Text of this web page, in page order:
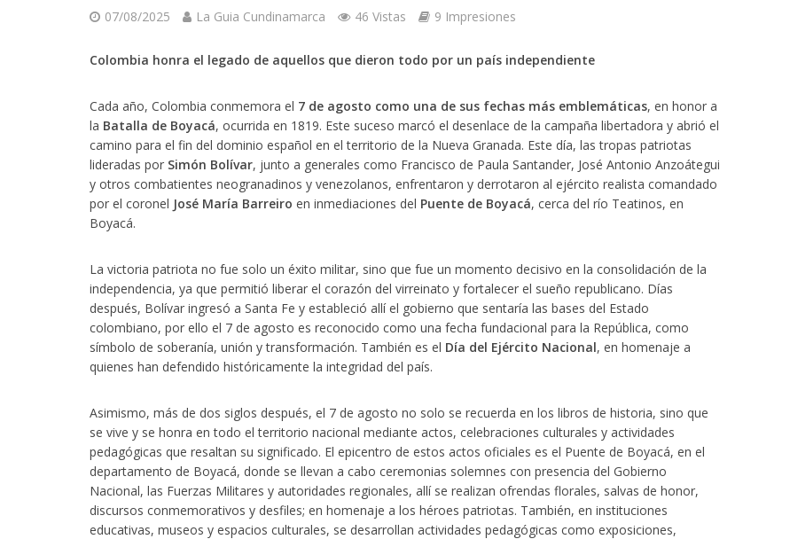
07/08/2025 La Guia Cundinamarca 46 Vistas 9 Impresiones
Colombia honra el legado de aquellos que dieron todo por un país independiente
Cada año, Colombia conmemora el 7 de agosto como una de sus fechas más emblemáticas, en honor a
la Batalla de Boyacá, ocurrida en 1819. Este suceso marcó el desenlace de la campaña libertadora y abrió el
camino para el fin del dominio español en el territorio de la Nueva Granada. Este día, las tropas patriotas
lideradas por Simón Bolívar, junto a generales como Francisco de Paula Santander, José Antonio Anzoátegui
y otros combatientes neogranadinos y venezolanos, enfrentaron y derrotaron al ejército realista comandado
por el coronel José María Barreiro en inmediaciones del Puente de Boyacá, cerca del río Teatinos, en
Boyacá.
La victoria patriota no fue solo un éxito militar, sino que fue un momento decisivo en la consolidación de la
independencia, ya que permitió liberar el corazón del virreinato y fortalecer el sueño republicano. Días
después, Bolívar ingresó a Santa Fe y estableció allí el gobierno que sentaría las bases del Estado
colombiano, por ello el 7 de agosto es reconocido como una fecha fundacional para la República, como
símbolo de soberanía, unión y transformación. También es el Día del Ejército Nacional, en homenaje a
quienes han defendido históricamente la integridad del país.
Asimismo, más de dos siglos después, el 7 de agosto no solo se recuerda en los libros de historia, sino que
se vive y se honra en todo el territorio nacional mediante actos, celebraciones culturales y actividades
pedagógicas que resaltan su significado. El epicentro de estos actos oficiales es el Puente de Boyacá, en el
departamento de Boyacá, donde se llevan a cabo ceremonias solemnes con presencia del Gobierno
Nacional, las Fuerzas Militares y autoridades regionales, allí se realizan ofrendas florales, salvas de honor,
discursos conmemorativos y desfiles; en homenaje a los héroes patriotas. También, en instituciones
educativas, museos y espacios culturales, se desarrollan actividades pedagógicas como exposiciones,